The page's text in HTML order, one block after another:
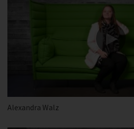
Alexandra Walz